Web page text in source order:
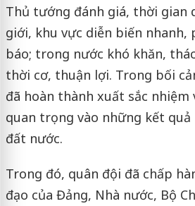
Thủ tướng đánh giá, thời gian
giới, khu vực diễn biến nhanh,
báo; trong nước khó khăn,
thời cơ, thuận lợi. Trong bối
đã hoàn thành xuất sắc
quan trọng vào những kết quả
đất nước.
Trong đó, quân đội đã chấp
đạo của Đảng, Nhà nước, Bộ